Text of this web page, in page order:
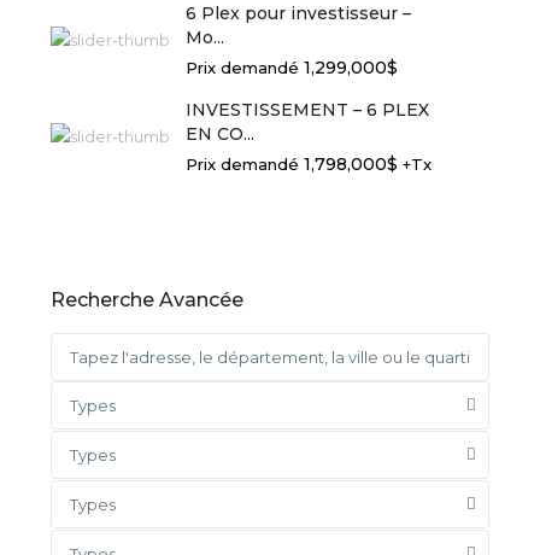
6 Plex pour investisseur –
Mo...
Prix demandé 1,299,000$
INVESTISSEMENT – 6 PLEX
EN CO...
Prix demandé 1,798,000$ +Tx
Recherche Avancée
Types
Types
Types